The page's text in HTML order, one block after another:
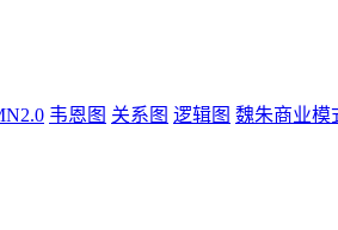
韦恩图 关系图 逻辑图 魏朱商业模